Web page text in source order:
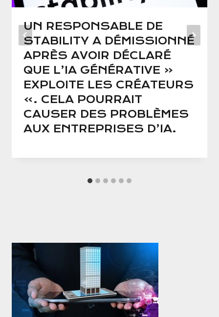
UN RESPONSABLE DE
STABILITY A DÉMISSIONNÉ
APRÈS AVOIR DÉCLARÉ
QUE L’IA GÉNÉRATIVE «
EXPLOITE LES CRÉATEURS
». CELA POURRAIT
CAUSER DES PROBLÈMES
AUX ENTREPRISES D’IA.